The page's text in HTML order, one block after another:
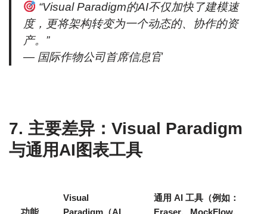
“Visual Paradigm的AI不仅加快了建模速
度，更将架构转变为一个动态的、协作的资
产。”
— 国际作物公司首席信息官
7. 主要差异：Visual Paradigm
与通用AI图表工具
Visual
通用 AI 工具（例如：